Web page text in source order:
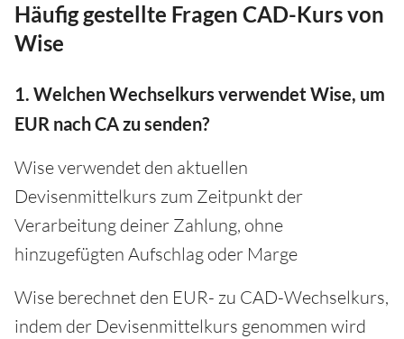
Häufig gestellte Fragen CAD-Kurs von
Wise
1. Welchen Wechselkurs verwendet Wise, um
EUR nach CA zu senden?
Wise verwendet den aktuellen
Devisenmittelkurs zum Zeitpunkt der
Verarbeitung deiner Zahlung, ohne
hinzugefügten Aufschlag oder Marge
Wise berechnet den EUR- zu CAD-Wechselkurs,
indem der Devisenmittelkurs genommen wird